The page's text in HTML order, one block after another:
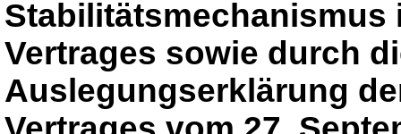
Stabilitätsmechanismus
Vertrages sowie durch
Auslegungserklärung